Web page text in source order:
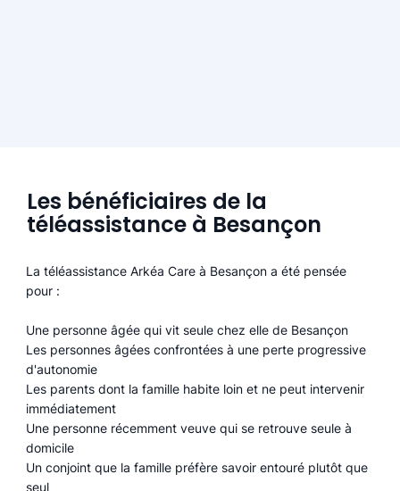
Les bénéficiaires de la
téléassistance à Besançon
La téléassistance Arkéa Care à Besançon a été pensée
pour :
Une personne âgée qui vit seule chez elle de Besançon
Les personnes âgées confrontées à une perte progressive
d'autonomie
Les parents dont la famille habite loin et ne peut intervenir
immédiatement
Une personne récemment veuve qui se retrouve seule à
domicile
Un conjoint que la famille préfère savoir entouré plutôt que
seul